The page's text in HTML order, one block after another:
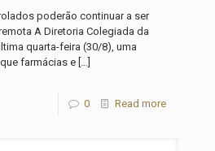
poderão continuar a ser
A Diretoria Colegiada da
quarta-feira (30/8), uma
farmácias e […]
0 Read more